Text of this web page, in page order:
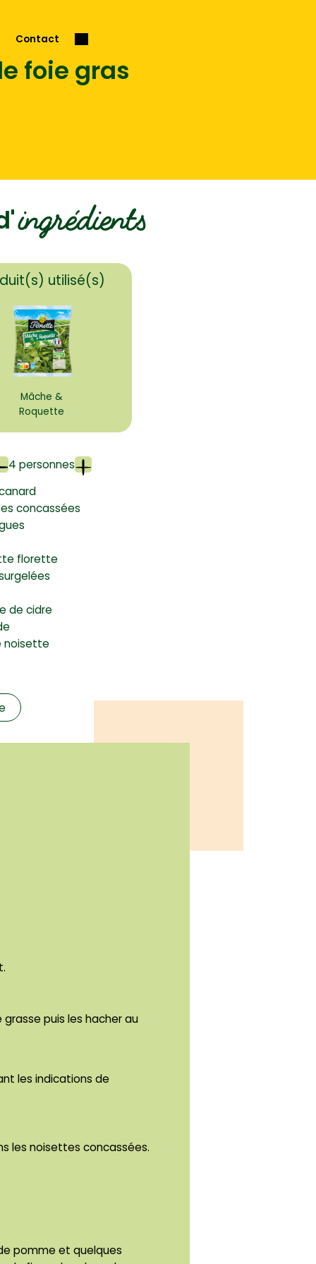
Contact
foie gras
ingrédients
utilisé(s)
Mâche &
Roquette
4 personnes
concassées
florette
de cidre
noisette
puis les hacher au
les indications de
les noisettes concassées.
pomme et quelques